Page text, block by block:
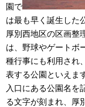
園で
は最も早く誕生した
厚別西地区の区画整
は、野球やゲートボ
種行事にも利用され
表する公園といえま
入口にある公園名を
る文字が刻まれ、厚